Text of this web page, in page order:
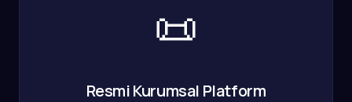
📜
Resmi Kurumsal Platform